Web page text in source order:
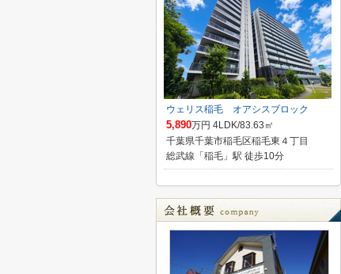
ウェリス稲毛 オアシスブロック
5,890万円 4LDK/83.63㎡
千葉県千葉市稲毛区稲毛東４丁目
総武線「稲毛」駅 徒歩10分